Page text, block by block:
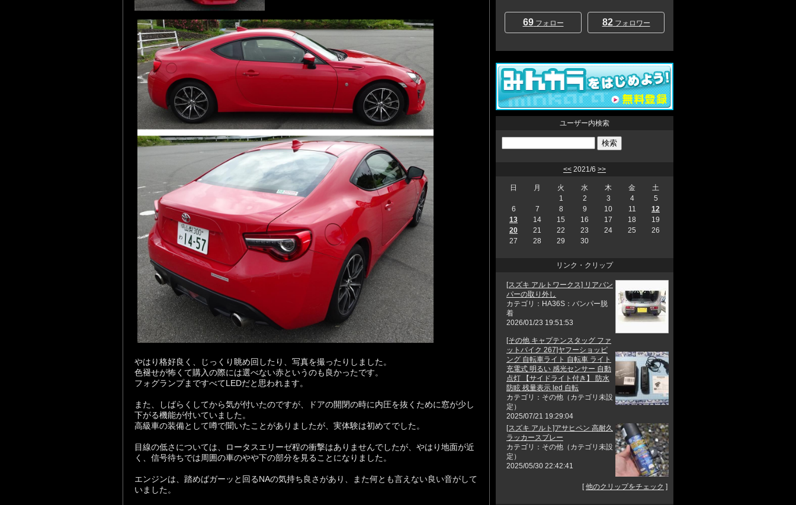
やはり格好良く、じっくり眺め回したり、写真を撮ったりしました。
色褪せが怖くて購入の際には選べない赤というのも良かったです。
フォグランプまですべてLEDだと思われます。
また、しばらくしてから気が付いたのですが、ドアの開閉の時に内圧を抜くために窓が少し
下がる機能が付いていました。
高級車の装備として噂で聞いたことがありましたが、実体験は初めてでした。
目線の低さについては、ロータスエリーゼ程の衝撃はありませんでしたが、やはり地面が近
く、信号待ちでは周囲の車のやや下の部分を見ることになりました。
エンジンは、踏めばガーッと回るNAの気持ち良さがあり、また何とも言えない良い音がして
いました。
69フォロー 82フォロワー
ユーザー内検索
<< 2021/6 >>
日 月 火 水 木 金
土
1
2 3 4
5
6
7 8 9 10 11
12
13
14 15 16 17 18
19
20
21 22 23 24 25
26
27
28 29 30
リンク・クリップ
[スズキ アルトワークス] リアバン
パーの取り外し
カテゴリ：HA36S：バンパー脱
着
2026/01/23 19:51:53
[その他 キャプテンスタッグ ファ
ットバイク 267]ヤフーショッピ
ング 自転車ライト 自転車 ライト
充電式 明るい 感光センサー 自動
点灯 【サイドライト付き】 防水
防眩 残量表示 led 自転
カテゴリ：その他（カテゴリ未設
定）
2025/07/21 19:29:04
[スズキ アルト]アサヒペン 高耐久
ラッカースプレー
カテゴリ：その他（カテゴリ未設
定）
2025/05/30 22:42:41
[他のクリップをチェック ]